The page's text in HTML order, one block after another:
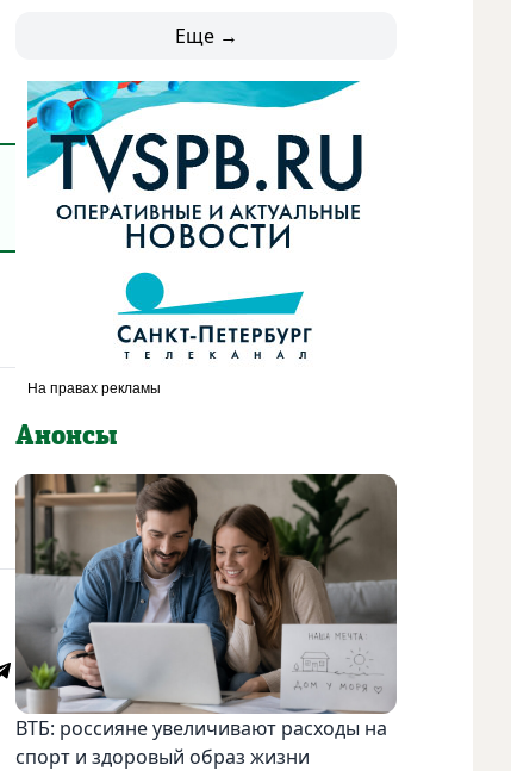
Еще →
Анонсы
ВТБ: россияне увеличивают расходы на
спорт и здоровый образ жизни